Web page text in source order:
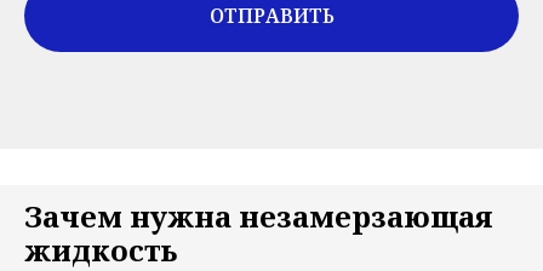
ОТПРАВИТЬ
Зачем нужна незамерзающая
жидкость